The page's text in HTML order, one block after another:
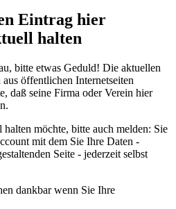
Eintrag hier
halten
bitte etwas Geduld! Die aktuellen
öffentlichen Internetseiten
daß seine Firma oder Verein hier
halten möchte, bitte auch melden: Sie
mit dem Sie Ihre Daten -
Seite - jederzeit selbst
dankbar wenn Sie Ihre